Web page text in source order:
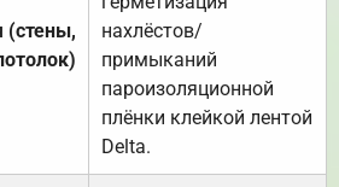
(стены,
нахлёстов/
примыканий
пароизоляционной
плёнки клейкой лентой
Delta.